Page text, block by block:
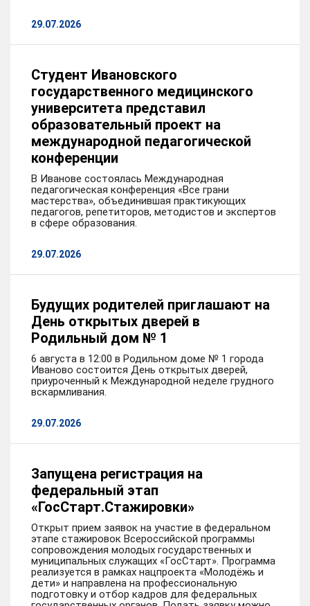
29.07.2026
Студент Ивановского
государственного медицинского
университета представил
образовательный проект на
международной педагогической
конференции
В Иванове состоялась Международная
педагогическая конференция «Все грани
мастерства», объединившая практикующих
педагогов, репетиторов, методистов и экспертов
в сфере образования.
29.07.2026
Будущих родителей приглашают на
День открытых дверей в
Родильный дом № 1
6 августа в 12:00 в Родильном доме № 1 города
Иваново состоится День открытых дверей,
приуроченный к Международной неделе грудного
вскармливания.
29.07.2026
Запущена регистрация на
федеральный этап
«ГосСтарт.Стажировки»
Открыт прием заявок на участие в федеральном
этапе стажировок Всероссийской программы
сопровождения молодых государственных и
муниципальных служащих «ГосСтарт». Программа
реализуется в рамках нацпроекта «Молодёжь и
дети» и направлена на профессиональную
подготовку и отбор кадров для федеральных